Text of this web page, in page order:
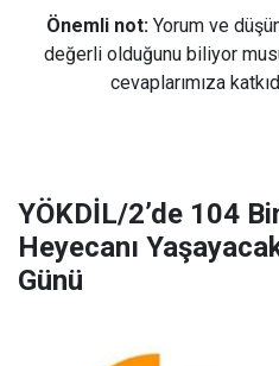
Önemli not: Yorum ve
değerli olduğunu biliyor
cevaplarımıza
YÖKDİL/2’de 104
Heyecanı
Günü